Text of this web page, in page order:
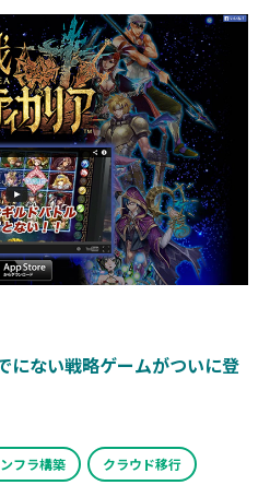
にない戦略ゲームがついに登
フラ構築 クラウド移行